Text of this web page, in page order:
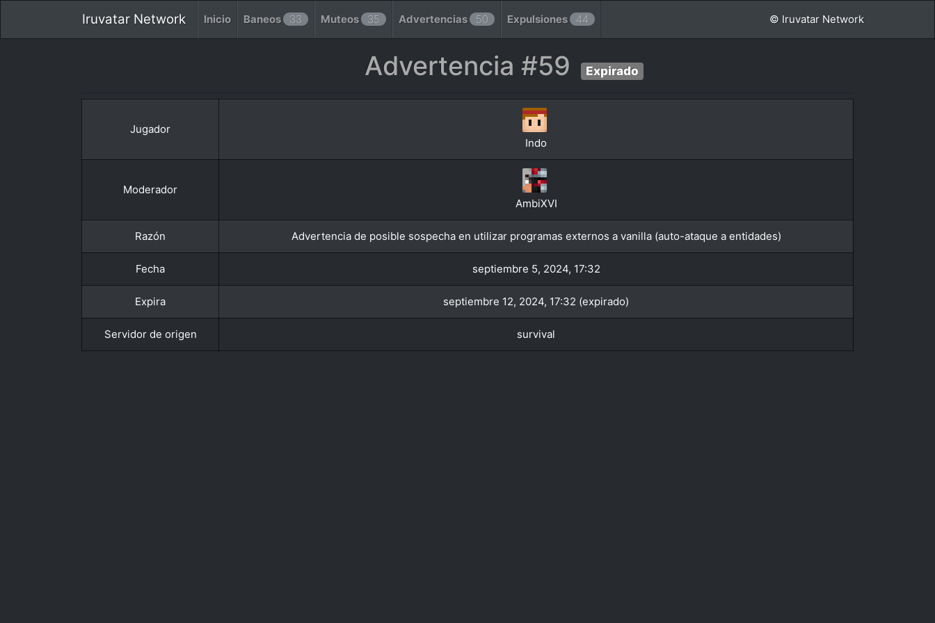
Iruvatar Network Inicio Baneos 33 Muteos 35 Advertencias 50 Expulsiones 44 © Iruvatar Network
Advertencia #59 Expirado
Jugador
Indo
Moderador
AmbiXVI
Razón Advertencia de posible sospecha en utilizar programas externos a vanilla (auto-ataque a entidades)
Fecha septiembre 5, 2024, 17:32
Expira septiembre 12, 2024, 17:32 (expirado)
Servidor de origen survival